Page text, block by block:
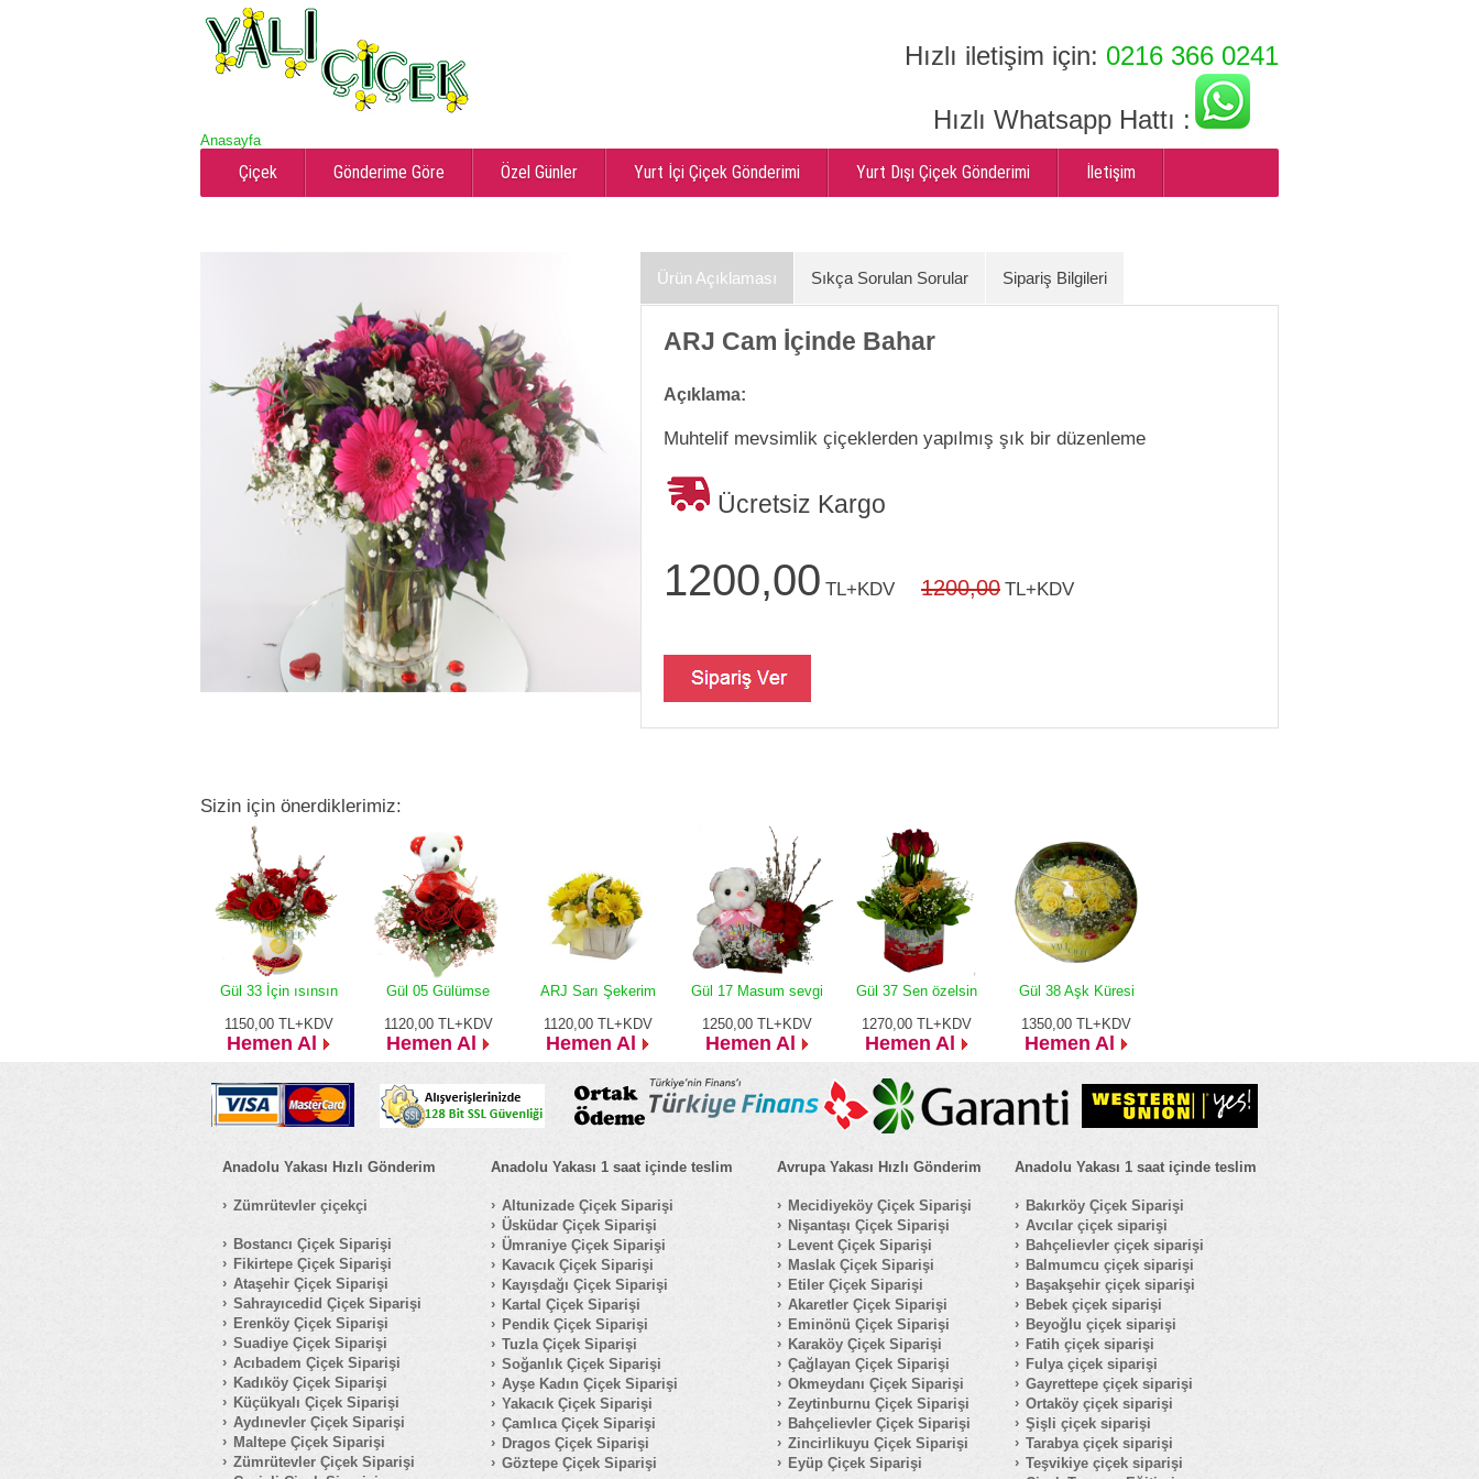
Anasayfa
Hızlı iletişim için: 0216 366 0241
Hızlı Whatsapp Hattı :
Çiçek Gönderime Göre Özel Günler Yurt İçi Çiçek Gönderimi Yurt Dışı Çiçek Gönderimi İletişim
Ürün Açıklaması Sıkça Sorulan Sorular Sipariş Bilgileri
ARJ Cam İçinde Bahar
Açıklama:
Muhtelif mevsimlik çiçeklerden yapılmış şık bir düzenleme
Ücretsiz Kargo
1200,00 TL+KDV 1200,00 TL+KDV
Sizin için önerdiklerimiz:
Gül 33 İçin ısınsın
1150,00 TL+KDV
Hemen Al
Gül 05 Gülümse
1120,00 TL+KDV
Hemen Al
ARJ Sarı Şekerim
1120,00 TL+KDV
Hemen Al
Gül 17 Masum sevgi
1250,00 TL+KDV
Hemen Al
Gül 37 Sen özelsin
1270,00 TL+KDV
Hemen Al
Gül 38 Aşk Küresi
1350,00 TL+KDV
Hemen Al
Anadolu Yakası Hızlı Gönderim
Zümrütevler çiçekçi
Bostancı Çiçek Siparişi
Fikirtepe Çiçek Siparişi
Ataşehir Çiçek Siparişi
Sahrayıcedid Çiçek Siparişi
Erenköy Çiçek Siparişi
Suadiye Çiçek Siparişi
Acıbadem Çiçek Siparişi
Kadıköy Çiçek Siparişi
Küçükyalı Çiçek Siparişi
Aydınevler Çiçek Siparişi
Maltepe Çiçek Siparişi
Zümrütevler Çiçek Siparişi
Anadolu Yakası 1 saat içinde teslim
Altunizade Çiçek Siparişi
Üsküdar Çiçek Siparişi
Ümraniye Çiçek Siparişi
Kavacık Çiçek Siparişi
Kayışdağı Çiçek Siparişi
Kartal Çiçek Siparişi
Pendik Çiçek Siparişi
Tuzla Çiçek Siparişi
Soğanlık Çiçek Siparişi
Ayşe Kadın Çiçek Siparişi
Yakacık Çiçek Siparişi
Çamlıca Çiçek Siparişi
Dragos Çiçek Siparişi
Göztepe Çiçek Siparişi
Avrupa Yakası Hızlı Gönderim
Mecidiyeköy Çiçek Siparişi
Nişantaşı Çiçek Siparişi
Levent Çiçek Siparişi
Maslak Çiçek Siparişi
Etiler Çiçek Siparişi
Akaretler Çiçek Siparişi
Eminönü Çiçek Siparişi
Karaköy Çiçek Siparişi
Çağlayan Çiçek Siparişi
Okmeydanı Çiçek Siparişi
Zeytinburnu Çiçek Siparişi
Bahçelievler Çiçek Siparişi
Zincirlikuyu Çiçek Siparişi
Eyüp Çiçek Siparişi
Anadolu Yakası 1 saat içinde teslim
Bakırköy Çiçek Siparişi
Avcılar çiçek siparişi
Bahçelievler çiçek siparişi
Balmumcu çiçek siparişi
Başakşehir çiçek siparişi
Bebek çiçek siparişi
Beyoğlu çiçek siparişi
Fatih çiçek siparişi
Fulya çiçek siparişi
Gayrettepe çiçek siparişi
Ortaköy çiçek siparişi
Şişli çiçek siparişi
Tarabya çiçek siparişi
Teşvikiye çiçek siparişi